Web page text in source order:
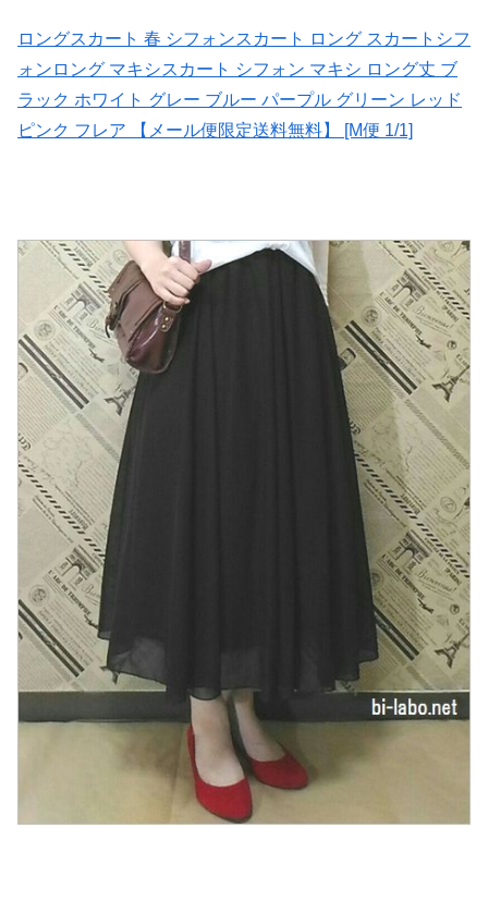
ロングスカート 春 シフォンスカート ロング スカートシフ
ォンロング マキシスカート シフォン マキシ ロング丈 ブ
ラック ホワイト グレー ブルー パープル グリーン レッド
ピンク フレア 【メール便限定送料無料】 [M便 1/1]